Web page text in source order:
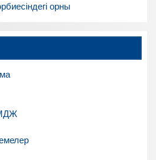
орны